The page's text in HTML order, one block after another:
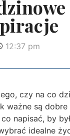
12:37 pm
czy na co
ważne są
napisać, by
idealne